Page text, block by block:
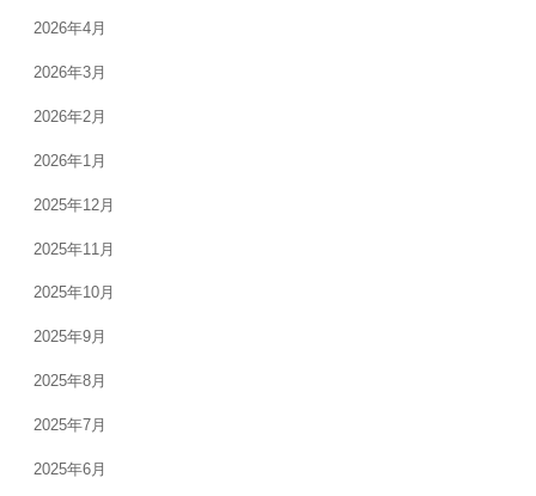
ジ
送
2026年4月
2026年3月
2026年2月
2026年1月
2025年12月
2025年11月
2025年10月
2025年9月
2025年8月
2025年7月
2025年6月